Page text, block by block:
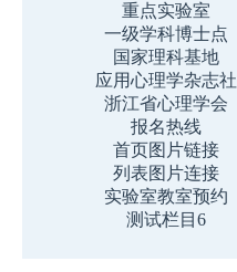
重点实验室
一级学科博士点
国家理科基地
应用心理学杂志社
浙江省心理学会
报名热线
首页图片链接
列表图片连接
实验室教室预约
测试栏目6